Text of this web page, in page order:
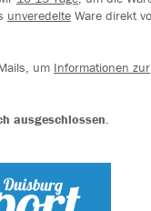
unveredelte Ware direkt
um Informationen zur
ausgeschlossen.
Weitere